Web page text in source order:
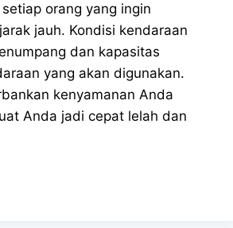
orang yang ingin
jauh. Kondisi kendaraan
dan kapasitas
yang akan digunakan.
kenyamanan Anda
Anda jadi cepat lelah dan